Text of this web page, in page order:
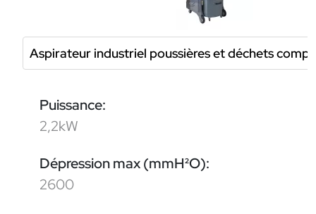
Aspirateur industriel poussières et déchets
Puissance:
2,2kW
Dépression max (mmH²O):
2600